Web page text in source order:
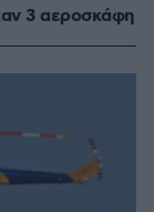
3 αεροσκάφη